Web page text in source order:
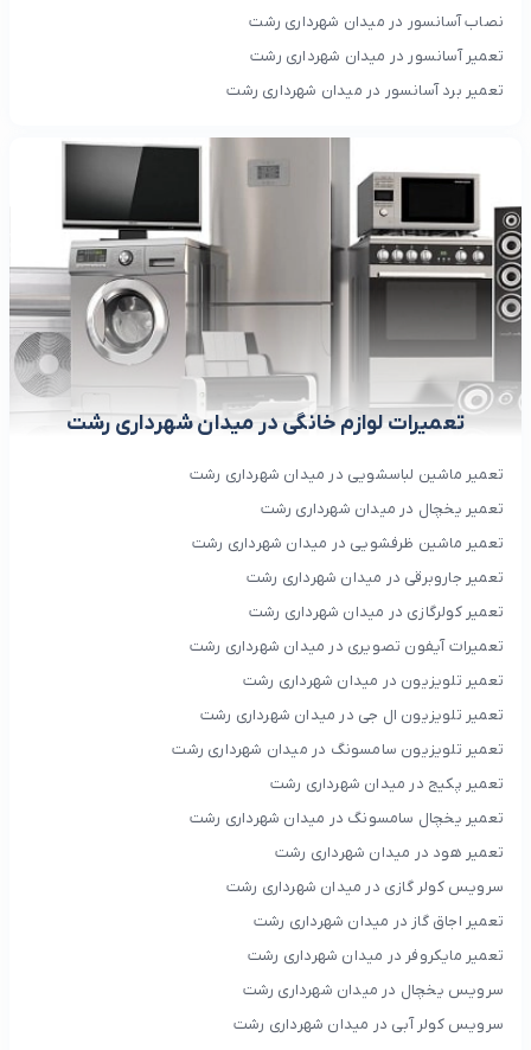
نصاب آسانسور در میدان شهرداری رشت
تعمیر آسانسور در میدان شهرداری رشت
تعمیر برد آسانسور در میدان شهرداری رشت
تعمیرات لوازم خانگی در میدان شهرداری رشت
تعمیر ماشین لباسشویی در میدان شهرداری رشت
تعمیر یخچال در میدان شهرداری رشت
تعمیر ماشین ظرفشویی در میدان شهرداری رشت
تعمیر جاروبرقی در میدان شهرداری رشت
تعمیر کولرگازی در میدان شهرداری رشت
تعمیرات آیفون تصویری در میدان شهرداری رشت
تعمیر تلویزیون در میدان شهرداری رشت
تعمیر تلویزیون ال جی در میدان شهرداری رشت
تعمیر تلویزیون سامسونگ در میدان شهرداری رشت
تعمیر پکیج در میدان شهرداری رشت
تعمیر یخچال سامسونگ در میدان شهرداری رشت
تعمیر هود در میدان شهرداری رشت
سرویس کولر گازی در میدان شهرداری رشت
تعمیر اجاق گاز در میدان شهرداری رشت
تعمیر مایکروفر در میدان شهرداری رشت
سرویس یخچال در میدان شهرداری رشت
سرویس کولر آبی در میدان شهرداری رشت